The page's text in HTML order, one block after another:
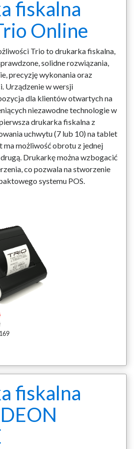
fiskalna
Online
Trio to drukarka fiskalna,
solidne rozwiązania,
precyzję wykonania oraz
Urządzenie w wersji
dla klientów otwartych na
niezawodne technologie w
drukarka fiskalna z
uchwytu (7 lub 10) na tablet
ma możliwość obrotu z jednej
Drukarkę można wzbogacić
co pozwala na stworzenie
systemu POS.
fiskalna